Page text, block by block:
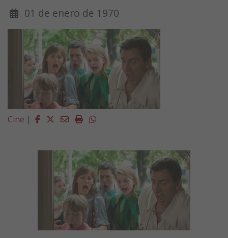
01 de enero de 1970
Cine | Facebook
Twitter
EmailImprimirWhatsapp